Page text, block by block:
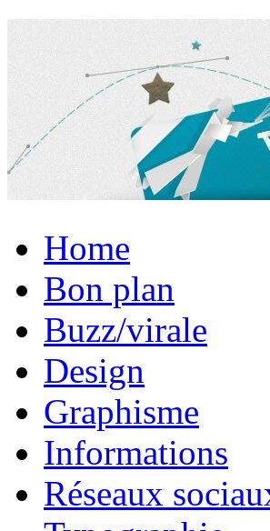
Home
Bon plan
Buzz/virale
Design
Graphisme
Informations
Réseaux